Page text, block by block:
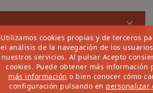


Utilizamos cookies propias y de terceros
el análisis de la navegación de los
nuestros servicios. Al pulsar Acepto
cookies. Puede obtener más información
más información o bien conocer cómo
configuración pulsando en personalizar